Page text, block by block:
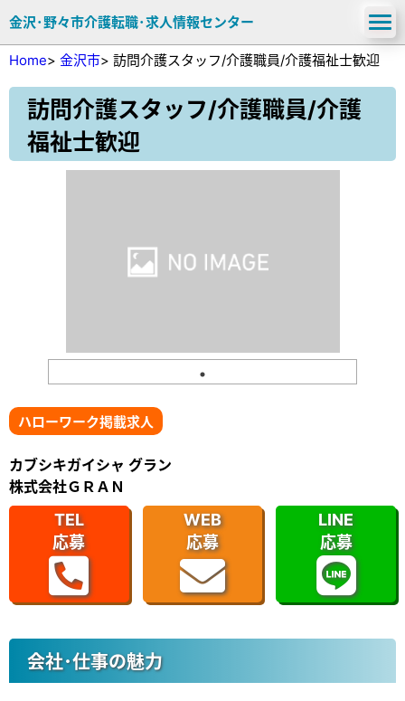
金沢･野々市介護転職･求人情報センター
Home> 金沢市> 訪問介護スタッフ/介護職員/介護福祉士歓迎
訪問介護スタッフ/介護職員/介護
福祉士歓迎
ハローワーク掲載求人
カブシキガイシャ グラン
株式会社ＧＲＡＮ
TEL
応募
WEB
応募
LINE
応募
会社･仕事の魅力